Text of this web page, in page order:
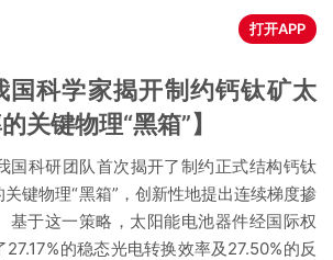
打开APP
国科学家揭开制约钙钛矿太
关键物理“黑箱”】
国科研团队首次揭开了制约正式结构钙钛
键物理“黑箱”，创新性地提出连续梯度掺
基于这一策略，太阳能电池器件经国际权
的稳态光电转换效率及27.50%的反